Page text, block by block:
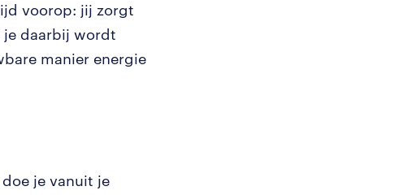
voorop: jij zorgt
je daarbij wordt
manier energie
je vanuit je